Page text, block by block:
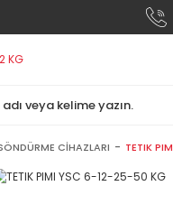
CİHAZLARI TETIK